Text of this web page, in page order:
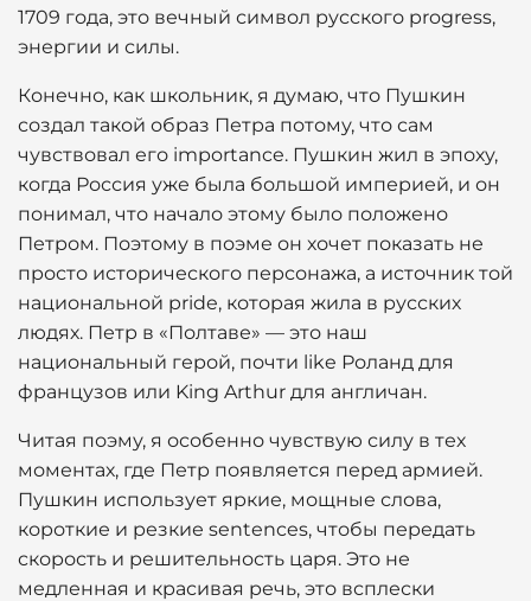
1709 года, это вечный символ русского progress,
энергии и силы.
Конечно, как школьник, я думаю, что Пушкин
создал такой образ Петра потому, что сам
чувствовал его importance. Пушкин жил в эпоху,
когда Россия уже была большой империей, и он
понимал, что начало этому было положено
Петром. Поэтому в поэме он хочет показать не
просто исторического персонажа, а источник той
национальной pride, которая жила в русских
людях. Петр в «Полтаве» — это наш
национальный герой, почти like Роланд для
французов или King Arthur для англичан.
Читая поэму, я особенно чувствую силу в тех
моментах, где Петр появляется перед армией.
Пушкин использует яркие, мощные слова,
короткие и резкие sentences, чтобы передать
скорость и решительность царя. Это не
медленная и красивая речь, это всплески